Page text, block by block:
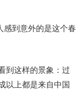
感到意外的是这个春
到这样的景象：过
以上都是来自中国